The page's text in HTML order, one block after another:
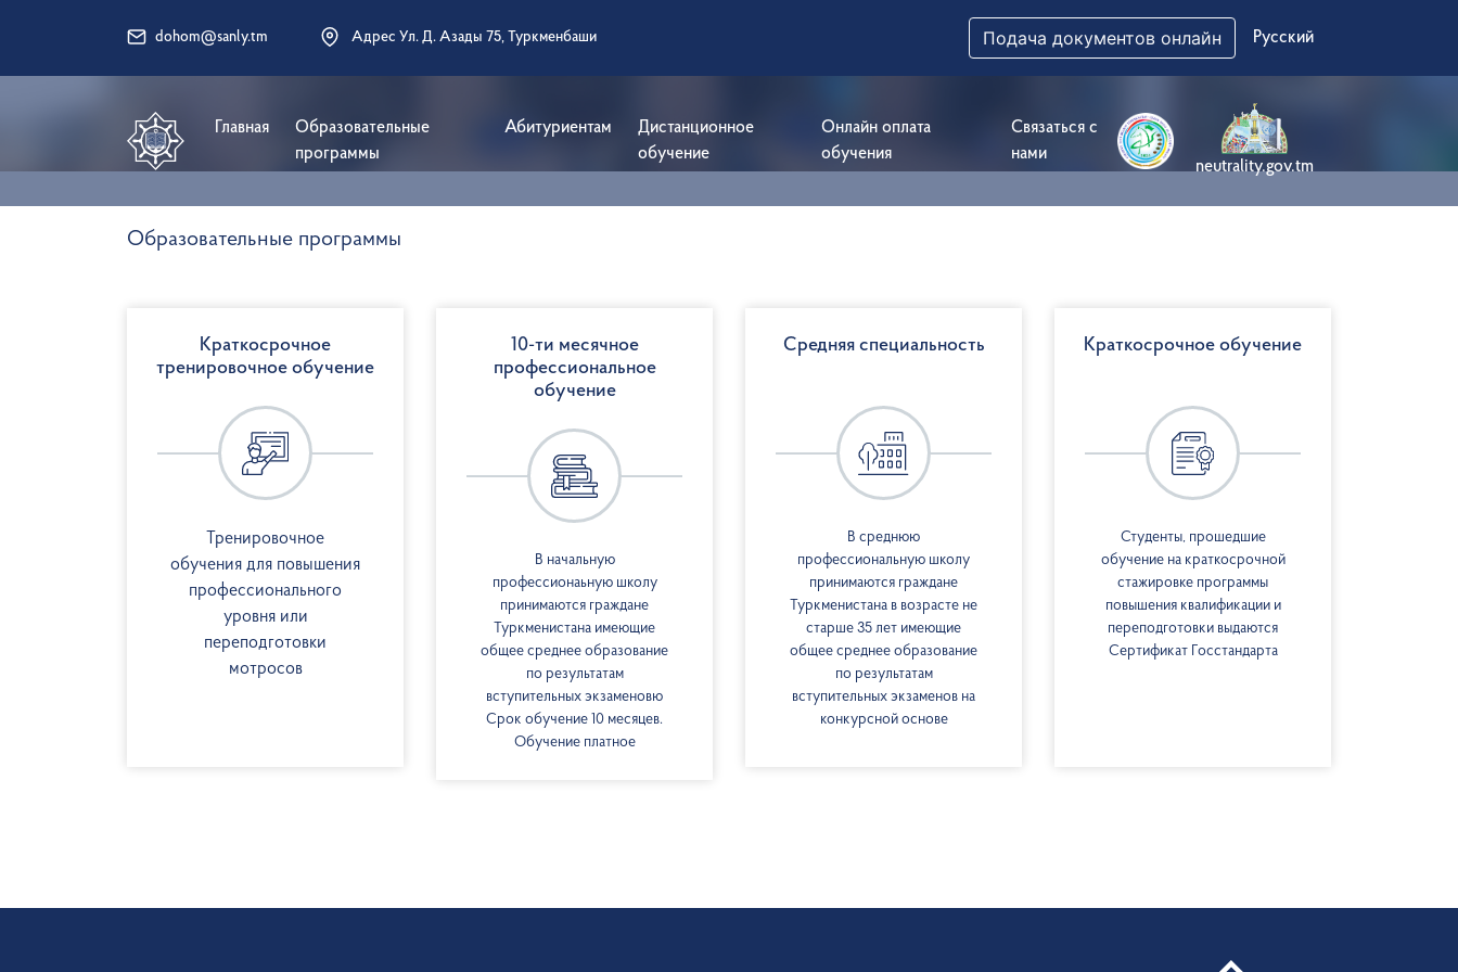
dohom@sanly.tm Адрес Ул. Д. Азады 75, Туркменбаши Подача документов онлайн Русский
Главная
Образовательные
программы
Абитуриентам
Дистанционное
обучение
Онлайн оплата
обучения
Связаться с
нами
neutrality.gov.tm
Образовательные программы
Краткосрочное
тренировочное обучение
Тренировочное
обучения для повышения
профессионального
уровня или
переподготовки
мотросов
10-ти месячное
профессиональное
обучение
В начальную
профессионаьную школу
принимаются граждане
Туркменистана имеющие
общее среднее образование
по результатам
вступительных экзаменовю
Срок обучение 10 месяцев.
Обучение платное
Средняя специальность
В среднюю
профессиональную школу
принимаются граждане
Туркменистана в возрасте не
старше 35 лет имеющие
общее среднее образование
по результатам
вступительных экзаменов на
конкурсной основе
Краткосрочное обучение
Студенты, прошедшие
обучение на краткосрочной
стажировке программы
повышения квалификации и
переподготовки выдаются
Сертификат Госстандарта